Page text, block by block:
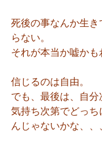
死後の事なんか生
らない。
それが本当か嘘かも
信じるのは自由。
でも、最後は、自
気持ち次第でどっち
んじゃないかな、、